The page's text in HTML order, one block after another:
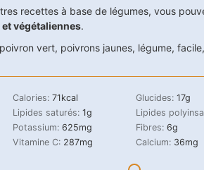
recettes à base de légumes, vous
végétaliennes.
poivron vert, poivrons jaunes, légume, facile,
Calories: 71kcal Glucides: 17g
Lipides saturés: 1g Lipides
Potassium: 625mg Fibres: 6g
Vitamine C: 287mg Calcium: 36mg